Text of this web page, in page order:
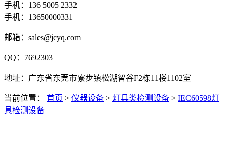
手机：136 5005 2332
手机：13650000331
邮箱：sales@jcyq.com
QQ：7692303
地址：广东省东莞市寮步镇松湖智谷F2栋11楼1102室
当前位置： 首页 > 仪器设备 > 灯具类检测设备 > IEC60598灯
具检测设备